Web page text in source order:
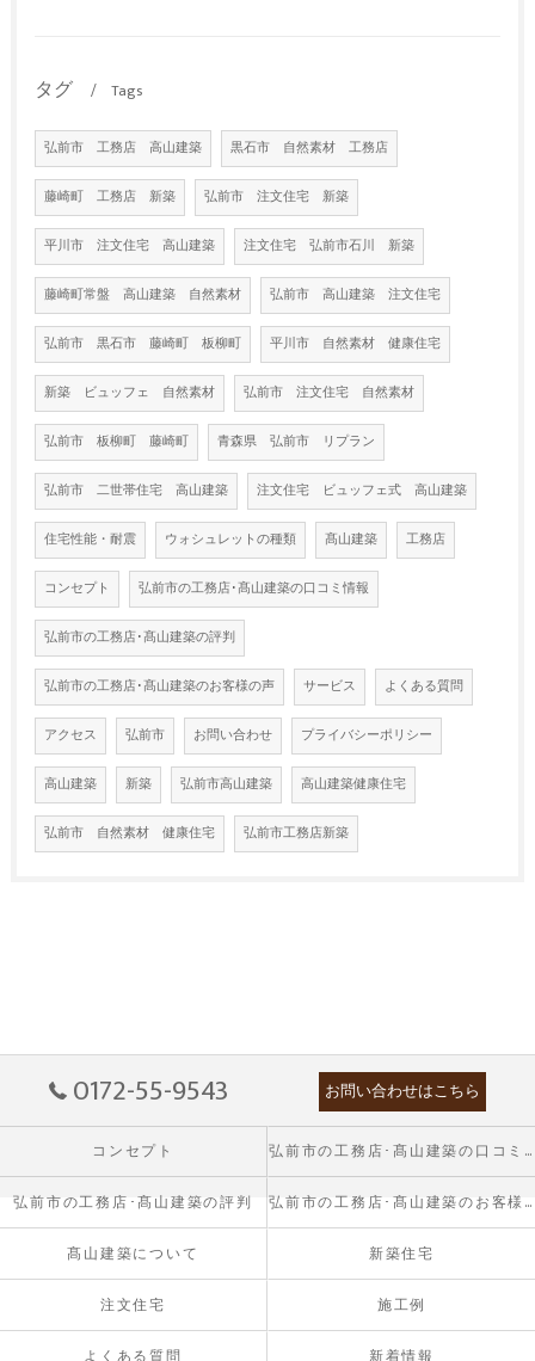
タグ Tags
弘前市 工務店 高山建築 黒石市 自然素材 工務店
藤崎町 工務店 新築 弘前市 注文住宅 新築
平川市 注文住宅 高山建築 注文住宅 弘前市石川 新築
藤崎町常盤 高山建築 自然素材 弘前市 高山建築 注文住宅
弘前市 黒石市 藤崎町 板柳町 平川市 自然素材 健康住宅
新築 ビュッフェ 自然素材 弘前市 注文住宅 自然素材
弘前市 板柳町 藤崎町 青森県 弘前市 リプラン
弘前市 二世帯住宅 高山建築 注文住宅 ビュッフェ式 高山建築
住宅性能・耐震 ウォシュレットの種類 髙山建築 工務店
コンセプト 弘前市の工務店･髙山建築の口コミ情報
弘前市の工務店･髙山建築の評判
弘前市の工務店･髙山建築のお客様の声 サービス よくある質問
アクセス 弘前市 お問い合わせ プライバシーポリシー
高山建築 新築 弘前市高山建築 高山建築健康住宅
弘前市 自然素材 健康住宅 弘前市工務店新築
0172-55-9543 お問い合わせはこちら
コンセプト 弘前市の工務店･髙山建築の口コミ情報
弘前市の工務店･髙山建築の評判 弘前市の工務店･髙山建築のお客様の声
髙山建築について 新築住宅
注文住宅 施工例